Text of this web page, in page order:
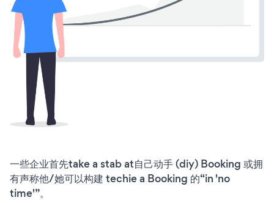
一些企业首先take a stab at自己动手 (diy) Booking 或拥
有声称他/她可以构建 techie a Booking 的“in 'no
time'”。